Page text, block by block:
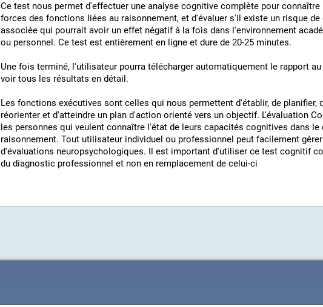
Ce test nous permet d'effectuer une analyse cognitive complète pour
forces des fonctions liées au raisonnement, et d'évaluer s'il existe un risque
associée qui pourrait avoir un effet négatif à la fois dans l'environnement
ou personnel. Ce test est entièrement en ligne et dure de 20-25 minutes.
Une fois terminé, l'utilisateur pourra télécharger automatiquement le rapport
voir tous les résultats en détail.
Les fonctions exécutives sont celles qui nous permettent d'établir, de planifier,
réorienter et d'atteindre un plan d'action orienté vers un objectif. L'évaluation
les personnes qui veulent connaître l'état de leurs capacités cognitives dans le
raisonnement. Tout utilisateur individuel ou professionnel peut facilement
d'évaluations neuropsychologiques. Il est important d'utiliser ce test cognitif
du diagnostic professionnel et non en remplacement de celui-ci